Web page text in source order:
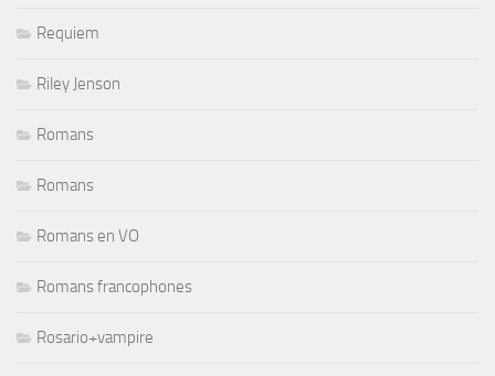
Requiem
Riley Jenson
Romans
Romans
Romans en VO
Romans francophones
Rosario+vampire